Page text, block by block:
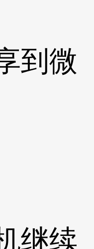
到微
继续